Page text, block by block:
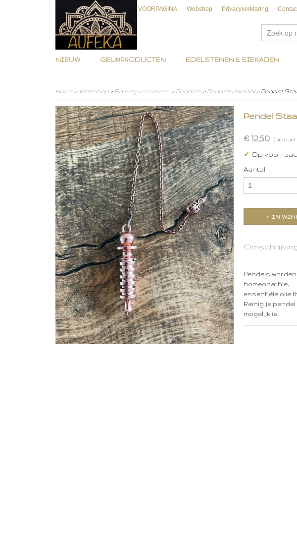
VOORPAGINA Webshop Privacyverklaring
NIEUW GEURPRODUCTEN EDELSTENEN & SIERADEN
Home > Webshop > En nog veel meer.. > Pendels > Pendels metaal> Pendel
Pendel
€ 12,50 (inclusief
✓ Op voorraad
Aantal
IN
Pendels
homeopathie,
essentiële olie
Reinig je
mogelijk is.